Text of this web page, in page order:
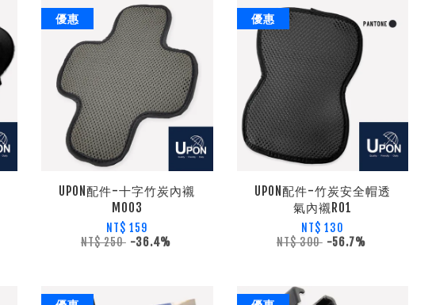
優惠
UPON配件-十字竹炭內襯
M003
NT$ 159
NT$ 250 -36.4%
優惠
UPON配件-竹炭安全帽透
氣內襯R01
NT$ 130
NT$ 300 -56.7%